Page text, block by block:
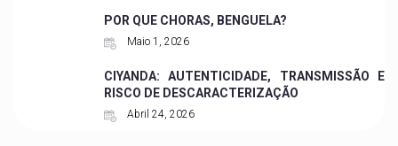
POR QUE CHORAS, BENGUELA?
Maio 1, 2026
CIYANDA: AUTENTICIDADE, TRANSMISSÃO E
RISCO DE DESCARACTERIZAÇÃO
Abril 24, 2026